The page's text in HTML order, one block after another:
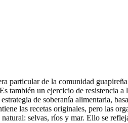
particular de la comunidad
también un ejercicio de resistencia a
de soberanía alimentaria,
las recetas originales, pero las
selvas, ríos y mar. Ello se